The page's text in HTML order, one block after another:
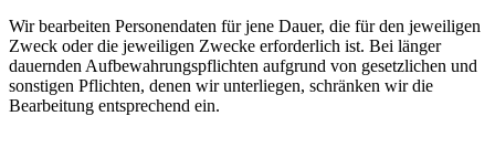
Wir bearbeiten Personendaten für jene Dauer, die für den jeweiligen
Zweck oder die jeweiligen Zwecke erforderlich ist. Bei länger
dauernden Aufbewahrungspflichten aufgrund von gesetzlichen und
sonstigen Pflichten, denen wir unterliegen, schränken wir die
Bearbeitung entsprechend ein.